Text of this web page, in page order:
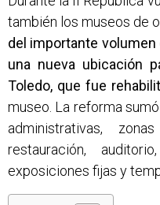
también los museos de
del importante
una nueva ubicación
Toledo, que fue
museo. La reforma
administrativas,
restauración,
exposiciones fijas y